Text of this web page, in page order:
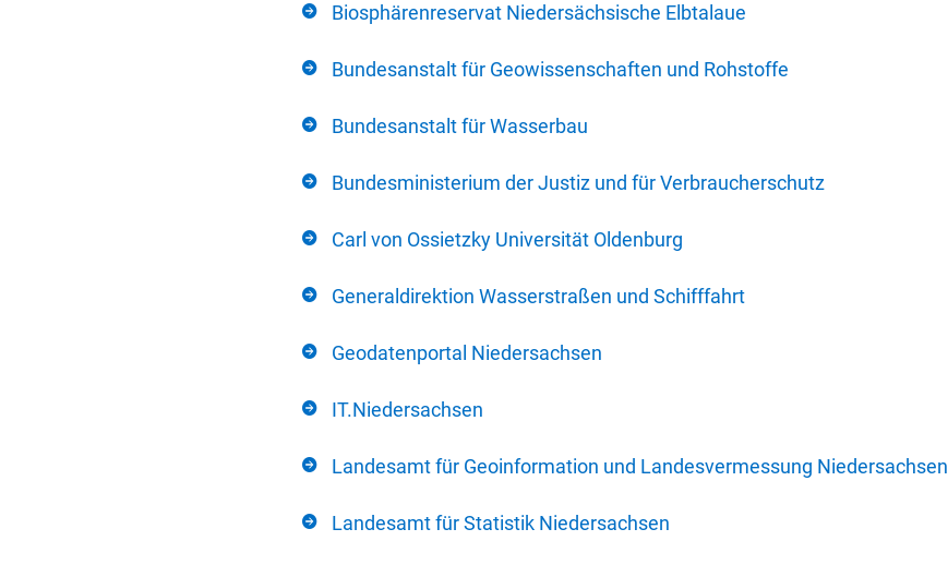
Biosphärenreservat Niedersächsische Elbtalaue
Bundesanstalt für Geowissenschaften und Rohstoffe
Bundesanstalt für Wasserbau
Bundesministerium der Justiz und für Verbraucherschutz
Carl von Ossietzky Universität Oldenburg
Generaldirektion Wasserstraßen und Schifffahrt
Geodatenportal Niedersachsen
IT.Niedersachsen
Landesamt für Geoinformation und Landesvermessung Niedersachsen
Landesamt für Statistik Niedersachsen